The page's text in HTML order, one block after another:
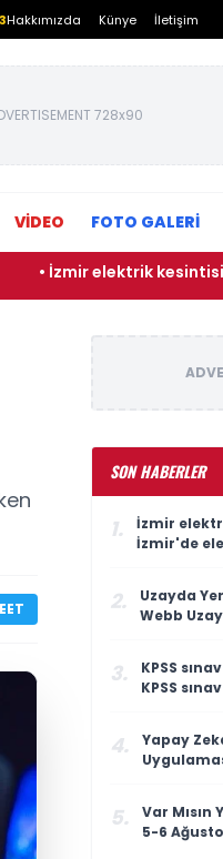
Hakkımızda Künye İletişim
728x90
VİDEO FOTO GALERİ
elektrik kesintisi 6
SON HABERLER
1.
İzmir
İzmir'de
2.
Uzayda
Webb
3.
KPSS
KPSS
4.
Yapay
5.
Var
5-6